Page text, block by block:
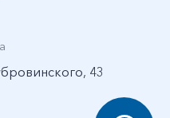
43